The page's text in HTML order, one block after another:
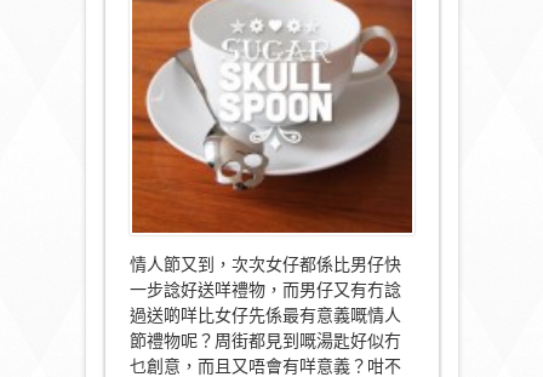
到！
如
何
暗
示
另
一
半
減
而
不
失
霸
氣？
鋼
製
情人節又到，次次女仔都係比男仔快
一步諗好送咩禮物，而男仔又有冇諗
過送啲咩比女仔先係最有意義嘅情人
節禮物呢？周街都見到嘅湯匙好似冇
乜創意，而且又唔會有咩意義？咁不